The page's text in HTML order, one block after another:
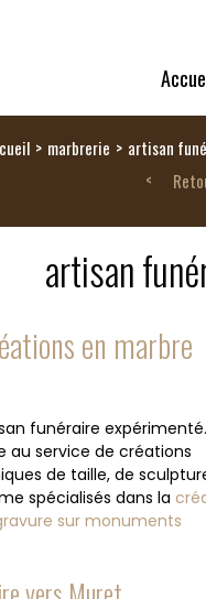
marbrerie artisan
artisan
en marbre
funéraire
au service de créations
de taille, de
spécialisés dans la
sur monuments